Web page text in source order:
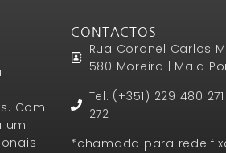
Com
um
CONTACTOS
Rua Coronel Carlos
580 Moreira | Maia
Tel. (+351) 229 480
272
*chamada para rede